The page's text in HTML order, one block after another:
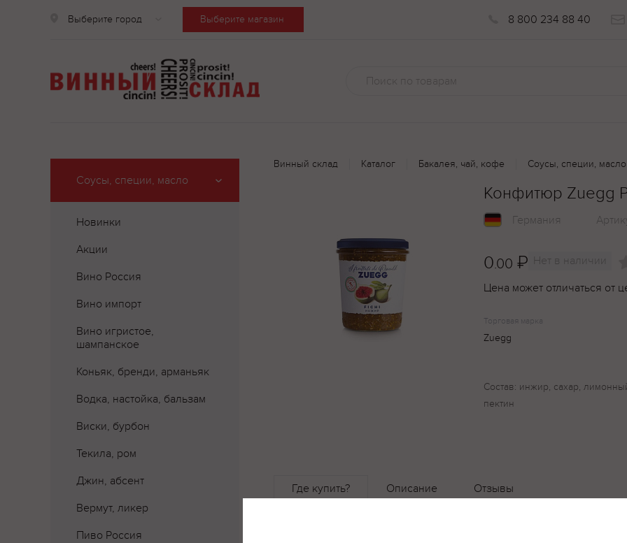
Выберите город Выберите магазин 8 800 234 88 40
Соусы, специи, масло
Новинки
Акции
Вино Россия
Вино импорт
Вино игристое,
шампанское
Коньяк, бренди, арманьяк
Водка, настойка, бальзам
Виски, бурбон
Текила, ром
Джин, абсент
Вермут, ликер
Пиво Россия
Винный склад Каталог Бакалея, чай, кофе Соусы, специи, масло
Конфитюр Zuegg
Германия
0.00 ₽ Нет в наличии
Цена может отличаться от
Торговая марка
Zuegg
Состав: инжир, сахар,
пектин
Где купить? Описание Отзывы